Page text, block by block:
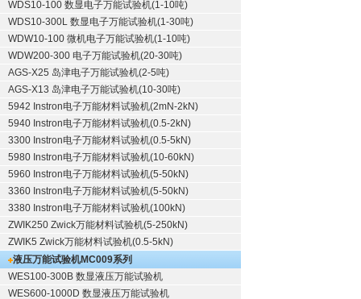
WDS10-100 数显电子万能试验机(1-10吨)
WDS10-300L 数显电子万能试验机(1-30吨)
WDW10-100 微机电子万能试验机(1-10吨)
WDW200-300 电子万能试验机(20-30吨)
AGS-X25 岛津电子万能试验机(2-5吨)
AGS-X13 岛津电子万能试验机(10-30吨)
5942 Instron电子万能材料试验机(2mN-2kN)
5940 Instron电子万能材料试验机(0.5-2kN)
3300 Instron电子万能材料试验机(0.5-5kN)
5980 Instron电子万能材料试验机(10-60kN)
5960 Instron电子万能材料试验机(5-50kN)
3360 Instron电子万能材料试验机(5-50kN)
3380 Instron电子万能材料试验机(100kN)
ZWIK250 Zwick万能材料试验机(5-250kN)
ZWIK5 Zwick万能材料试验机(0.5-5kN)
液压万能试验机MC009系列
WES100-300B 数显液压万能试验机
WES600-1000D 数显液压万能试验机